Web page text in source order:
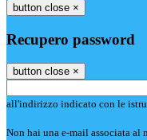
button close ×
Recupero password
button close ×
all'indirizzo indicato con le
Non hai una e-mail associata al